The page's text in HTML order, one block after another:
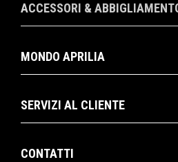
ACCESSORI &
MONDO APRILIA
SERVIZI AL CLIENTE
CONTATTI